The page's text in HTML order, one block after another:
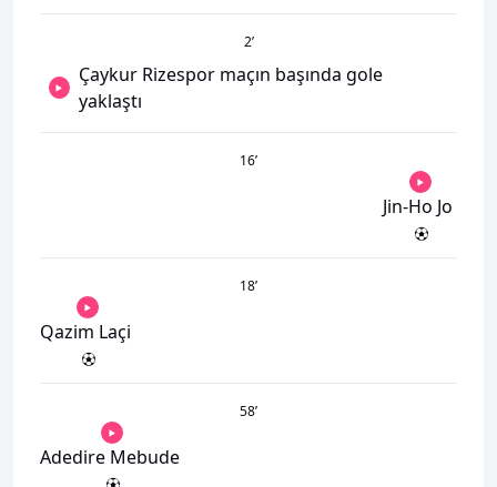
2’
Çaykur Rizespor maçın başında gole
yaklaştı
16’
Jin-Ho Jo
18’
Qazim Laçi
58’
Adedire Mebude